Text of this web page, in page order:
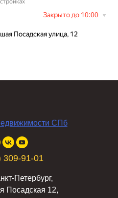
309-91-01
Петербург,
Посадская 12,